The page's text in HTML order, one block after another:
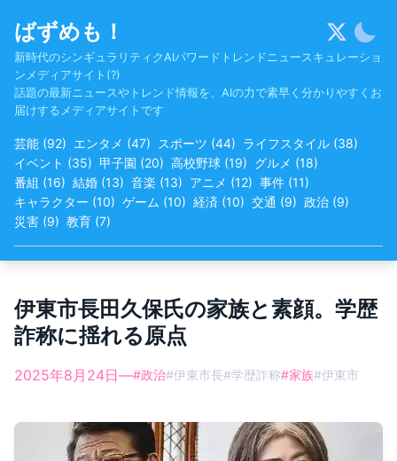
content
ばずめも！
新時代のシンギュラリティクAIパワードトレンドニュースキュレーショ
ンメディアサイト(?)
話題の最新ニュースやトレンド情報を、AIの力で素早く分かりやすくお
届けするメディアサイトです
芸能 (92) エンタメ (47) スポーツ (44) ライフスタイル (38)
イベント (35) 甲子園 (20) 高校野球 (19) グルメ (18)
番組 (16) 結婚 (13) 音楽 (13) アニメ (12) 事件 (11)
キャラクター (10) ゲーム (10) 経済 (10) 交通 (9) 政治 (9)
災害 (9) 教育 (7)
伊東市長田久保氏の家族と素顔。学歴
詐称に揺れる原点
2025年8月24日—#政治#伊東市長#学歴詐称#家族#伊東市